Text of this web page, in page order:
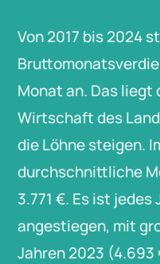
Von 2017 bis 2024
Monat an. Das liegt
Wirtschaft des
die Löhne steigen.
durchschnittliche
3.771 €. Es ist jedes
angestiegen, mit
Jahren 2023